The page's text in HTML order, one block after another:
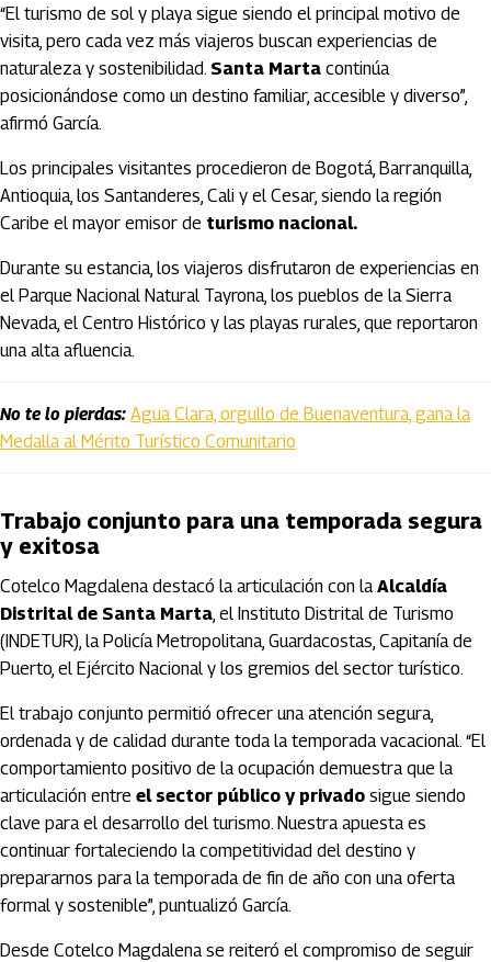
“El turismo de sol y playa sigue siendo el principal motivo de
visita, pero cada vez más viajeros buscan experiencias de
naturaleza y sostenibilidad. Santa Marta continúa
posicionándose como un destino familiar, accesible y diverso”,
afirmó García.
Los principales visitantes procedieron de Bogotá, Barranquilla,
Antioquia, los Santanderes, Cali y el Cesar, siendo la región
Caribe el mayor emisor de turismo nacional.
Durante su estancia, los viajeros disfrutaron de experiencias en
el Parque Nacional Natural Tayrona, los pueblos de la Sierra
Nevada, el Centro Histórico y las playas rurales, que reportaron
una alta afluencia.
No te lo pierdas: Agua Clara, orgullo de Buenaventura, gana la
Medalla al Mérito Turístico Comunitario
Trabajo conjunto para una temporada segura
y exitosa
Cotelco Magdalena destacó la articulación con laAlcaldía
Distrital de Santa Marta, el Instituto Distrital de Turismo
(INDETUR), la Policía Metropolitana, Guardacostas, Capitanía de
Puerto, el Ejército Nacional y los gremios del sector turístico.
El trabajo conjunto permitió ofrecer una atención segura,
ordenada y de calidad durante toda la temporada vacacional. “El
comportamiento positivo de la ocupación demuestra que la
articulación entre el sector público y privado sigue siendo
clave para el desarrollo del turismo. Nuestra apuesta es
continuar fortaleciendo la competitividad del destino y
prepararnos para la temporada de fin de año con una oferta
formal y sostenible”, puntualizó García.
Desde Cotelco Magdalena se reiteró el compromiso de seguir